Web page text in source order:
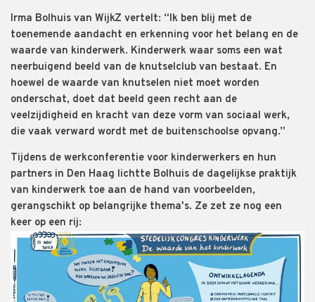
Irma Bolhuis van WijkZ vertelt: “Ik ben blij met de
toenemende aandacht en erkenning voor het belang en de
waarde van kinderwerk. Kinderwerk waar soms een wat
neerbuigend beeld van de knutselclub van bestaat. En
hoewel de waarde van knutselen niet moet worden
onderschat, doet dat beeld geen recht aan de
veelzijdigheid en kracht van deze vorm van sociaal werk,
die vaak verward wordt met de buitenschoolse opvang.”
Tijdens de werkconferentie voor kinderwerkers en hun
partners in Den Haag lichtte Bolhuis de dagelijkse praktijk
van kinderwerk toe aan de hand van voorbeelden,
gerangschikt op belangrijke thema's. Ze zet ze nog een
keer op een rij: